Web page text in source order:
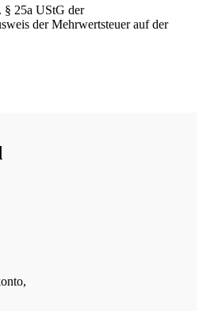
§ 25a UStG der
der Mehrwertsteuer auf der